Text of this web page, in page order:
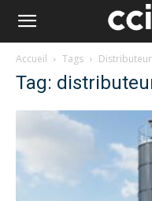
Accueil Tags
Tag: